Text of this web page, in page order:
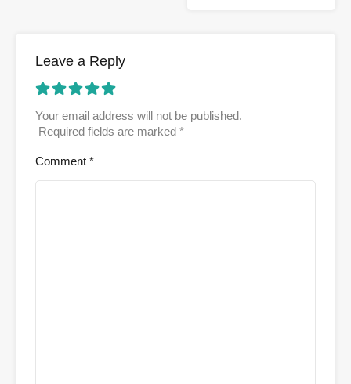
Leave a Reply
Your email address will not be published.
Required fields are marked *
Comment *